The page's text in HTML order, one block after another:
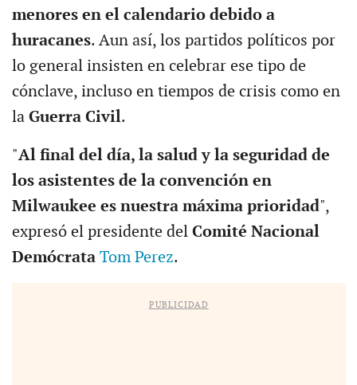
menores en el calendario debido a
huracanes. Aun así, los partidos políticos por
lo general insisten en celebrar ese tipo de
cónclave, incluso en tiempos de crisis como en
la Guerra Civil.
"Al final del día, la salud y la seguridad de
los asistentes de la convención en
Milwaukee es nuestra máxima prioridad",
expresó el presidente del Comité Nacional
Demócrata Tom Perez.
PUBLICIDAD